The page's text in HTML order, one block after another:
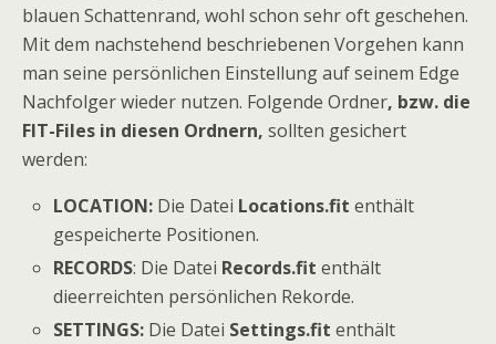
blauen Schattenrand, wohl schon sehr oft geschehen.
Mit dem nachstehend beschriebenen Vorgehen kann
man seine persönlichen Einstellung auf seinem Edge
Nachfolger wieder nutzen. Folgende Ordner, bzw. die
FIT-Files in diesen Ordnern, sollten gesichert
werden:
LOCATION: Die Datei Locations.fitenthält
gespeicherte Positionen.
RECORDS: Die Datei Records.fitenthält
dieerreichten persönlichen Rekorde.
SETTINGS: Die Datei Settings.fitenthält